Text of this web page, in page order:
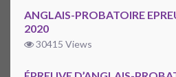
ANGLAIS-PROBATOIRE
2020
30415 Views